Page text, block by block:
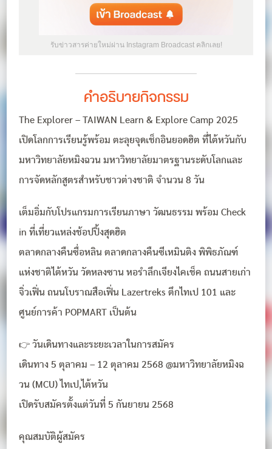
รับข่าวสารค่ายใหม่ผ่าน Instagram Broadcast คลิกเลย!
คำอธิบายกิจกรรม
The Explorer – TAIWAN Learn & Explore Camp 2025
เปิดโลกการเรียนรู้พร้อม ตะลุยจุดเช็กอินยอดฮิต ที่ไต้หวันกับ
มหาวิทยาลัยหมิงฉวน มหาวิทยาลัยมาตรฐานระดับโลกและ
การจัดหลักสูตรสำหรับชาวต่างชาติ จำนวน 8 วัน
เต็มอิ่มกับโปรแกรมการเรียนภาษา วัฒนธรรม พร้อม Check
in ที่เที่ยวแหล่งช้อปปิ้งสุดฮิต
ตลาดกลางคืนซื่อหลิน ตลาดกลางคืนซีเหมินติง พิพิธภัณฑ์
แห่งชาติไต้หวัน วัดหลงซาน หอรำลึกเจียงไคเช็ค ถนนสายเก่า
จิ่วเฟิ่น ถนนโบราณสือเฟิ่น Lazertreks ตึกไทเป 101 และ
ศูนย์การค้า POPMART เป็นต้น
👉 วันเดินทางและระยะเวลาในการสมัคร
เดินทาง 5 ตุลาคม – 12 ตุลาคม 2568 @มหาวิทยาลัยหมิงฉ
วน (MCU) ไทเป,ไต้หวัน
เปิดรับสมัครตั้งแต่วันที่ 5 กันยายน 2568
คุณสมบัติผู้สมัคร